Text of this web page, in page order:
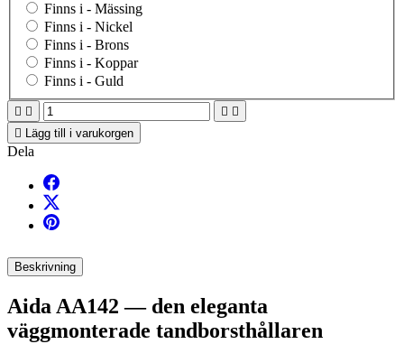
Finns i - Mässing
Finns i - Nickel
Finns i - Brons
Finns i - Koppar
Finns i - Guld
   
 Lägg till i varukorgen
Dela
Beskrivning
Aida AA142 — den eleganta
väggmonterade tandborsthållaren